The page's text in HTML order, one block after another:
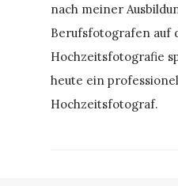
nach meiner
Berufsfotografen auf
Hochzeitsfotografie
heute ein
Hochzeitsfotograf.